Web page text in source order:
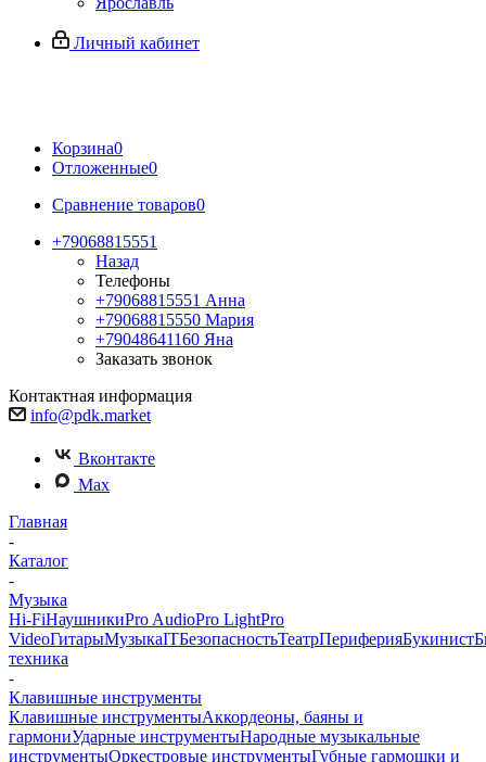
Личный кабинет
Корзина0
Отложенные0
Сравнение товаров0
+79068815551
Назад
Телефоны
+79068815551 Анна
+79068815550 Мария
+79048641160 Яна
Заказать звонок
Контактная информация
info@pdk.market
Вконтакте
Max
Главная
-
Каталог
-
Музыка
Hi-FiНаушникиPro AudioPro LightPro
VideoГитарыМузыкаITБезопасностьТеатрПериферияБукинист
техника
-
Клавишные инструменты
Клавишные инструментыАккордеоны, баяны и
гармониУдарные инструментыНародные музыкальные
инструментыОркестровые инструментыГубные гармошки и